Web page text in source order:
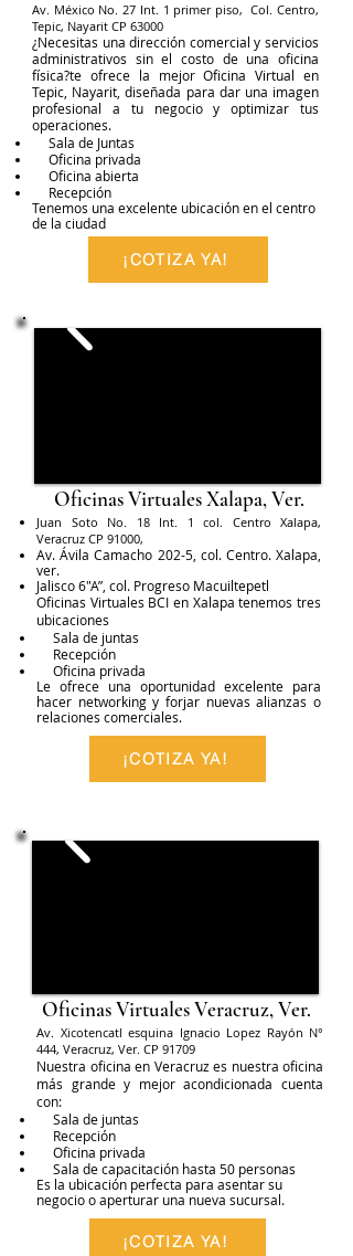
Av. México No. 27 Int. 1 primer piso, Col. Centro,
Tepic, Nayarit CP 63000
¿Necesitas una dirección comercial y servicios
administrativos sin el costo de una oficina
física?te ofrece la mejor Oficina Virtual en
Tepic, Nayarit, diseñada para dar una imagen
profesional a tu negocio y optimizar tus
operaciones.
Sala de Juntas
Oficina privada
Oficina abierta
Recepción
Tenemos una excelente ubicación en el centro
de la ciudad
¡COTIZA YA!
Oficinas Virtuales Xalapa, Ver.
Juan Soto No. 18 Int. 1 col. Centro Xalapa,
Veracruz CP 91000,
Av. Ávila Camacho 202-5, col. Centro. Xalapa,
ver.
Jalisco 6"A”, col. Progreso Macuiltepetl
Oficinas Virtuales BCI en Xalapa tenemos tres
ubicaciones
Sala de juntas
Recepción
Oficina privada
Le ofrece una oportunidad excelente para
hacer networking y forjar nuevas alianzas o
relaciones comerciales.
¡COTIZA YA!
Oficinas Virtuales Veracruz, Ver.
Av. Xicotencatl esquina Ignacio Lopez Rayón N°
444, Veracruz, Ver. CP 91709
​Nuestra oficina en Veracruz es nuestra oficina
más grande y mejor acondicionada cuenta
con:
Sala de juntas
Recepción
Oficina privada
Sala de capacitación hasta 50 personas
Es la ubicación perfecta para asentar su
negocio o aperturar una nueva sucursal.
¡COTIZA YA!